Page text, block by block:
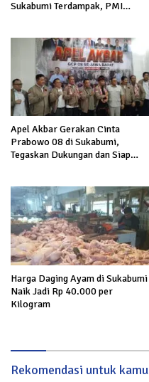
Sukabumi Terdampak, PMI
Apel Akbar Gerakan Cinta
Prabowo 08 di Sukabumi,
Tegaskan Dukungan dan Siap
Harga Daging Ayam di Sukabumi
Naik Jadi Rp 40.000 per
Kilogram
Rekomendasi untuk kamu